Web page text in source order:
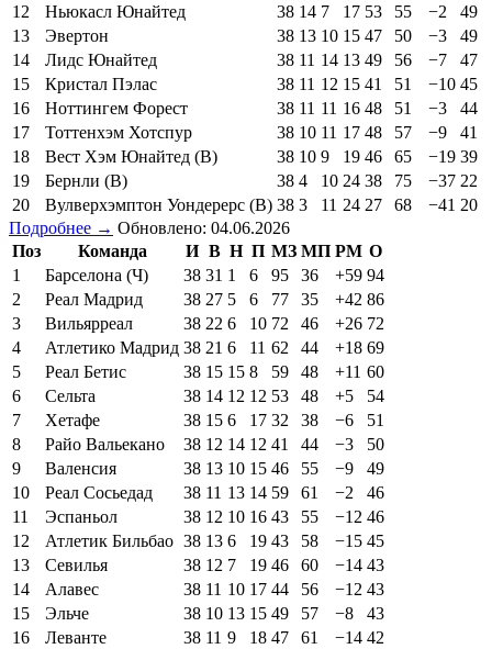
12
Ньюкасл Юнайтед 38 14 7 17 53 55 −2
49
13
Эвертон 38 13 10 15 47 50 −3
49
14
Лидс Юнайтед 38 11 14 13 49 56 −7
47
15
Кристал Пэлас 38 11 12 15 41 51 −10 45
16
Ноттингем Форест 38 11 11 16 48 51 −3
44
17
Тоттенхэм Хотспур 38 10 11 17 48 57 −9
41
18
Вест Хэм Юнайтед (В) 38 10 9 19 46 65 −19 39
19
Бернли (В) 38 4 10 24 38 75 −37 22
20
Вулверхэмптон Уондерерс (В) 38 3 11 24 27 68 −41 20
Подробнее → Обновлено: 04.06.2026
Поз
Команда И В Н П МЗ МП РМ О
1
Барселона (Ч) 38 31 1 6 95 36 +59 94
2
Реал Мадрид 38 27 5 6 77 35 +42 86
3
Вильярреал 38 22 6 10 72 46 +26 72
4
Атлетико Мадрид 38 21 6 11 62 44 +18 69
5
Реал Бетис 38 15 15 8 59 48 +11 60
6
Сельта 38 14 12 12 53 48 +5
54
7
Хетафе 38 15 6 17 32 38 −6
51
8
Райо Вальекано 38 12 14 12 41 44 −3
50
9
Валенсия 38 13 10 15 46 55 −9
49
10
Реал Сосьедад 38 11 13 14 59 61 −2
46
11
Эспаньол 38 12 10 16 43 55 −12 46
12
Атлетик Бильбао 38 13 6 19 43 58 −15 45
13
Севилья 38 12 7 19 46 60 −14 43
14
Алавес 38 11 10 17 44 56 −12 43
15
Эльче 38 10 13 15 49 57 −8
43
16
Леванте 38 11 9 18 47 61 −14 42